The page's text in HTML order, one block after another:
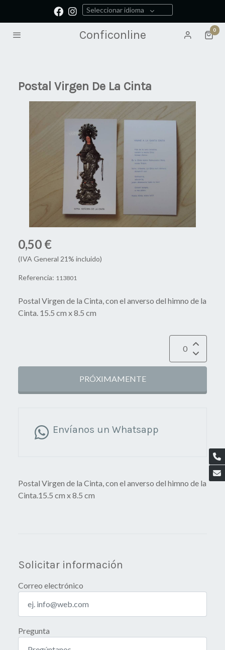
Seleccionar idioma
Conficonline 0
Postal Virgen De La Cinta
0,50 €
(IVA General 21% incluido)
Referencia: 113801
Postal Virgen de la Cinta, con el anverso del himno de la
Cinta. 15.5 cm x 8.5 cm
PRÓXIMAMENTE
Envíanos un Whatsapp
Postal Virgen de la Cinta, con el anverso del himno de la
Cinta.15.5 cm x 8.5 cm
Solicitar información
Correo electrónico
Pregunta